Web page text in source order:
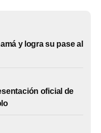
y logra su pase al
oficial de